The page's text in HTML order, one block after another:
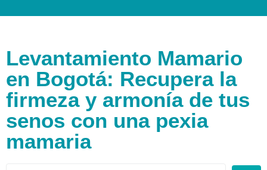
Levantamiento Mamario
en Bogotá: Recupera la
firmeza y armonía de tus
senos con una pexia
mamaria